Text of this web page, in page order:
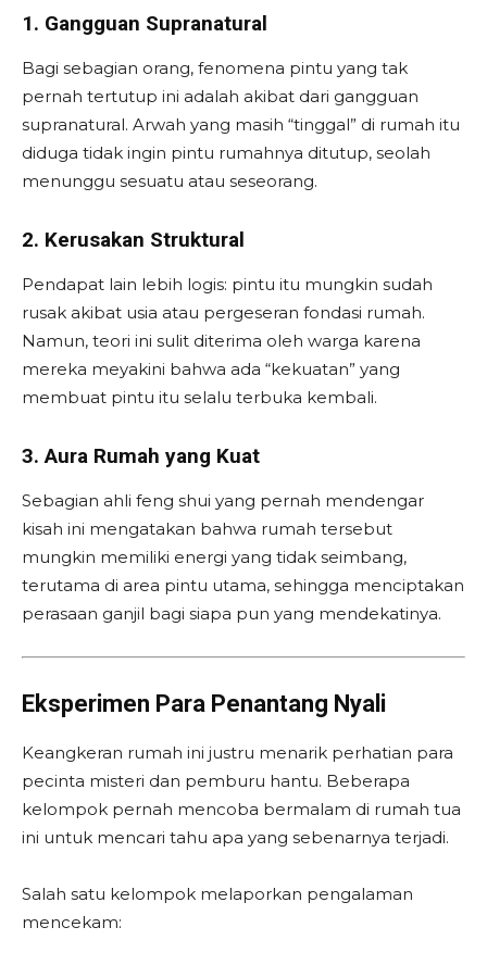
1. Gangguan Supranatural
Bagi sebagian orang, fenomena pintu yang tak
pernah tertutup ini adalah akibat dari gangguan
supranatural. Arwah yang masih “tinggal” di rumah itu
diduga tidak ingin pintu rumahnya ditutup, seolah
menunggu sesuatu atau seseorang.
2. Kerusakan Struktural
Pendapat lain lebih logis: pintu itu mungkin sudah
rusak akibat usia atau pergeseran fondasi rumah.
Namun, teori ini sulit diterima oleh warga karena
mereka meyakini bahwa ada “kekuatan” yang
membuat pintu itu selalu terbuka kembali.
3. Aura Rumah yang Kuat
Sebagian ahli feng shui yang pernah mendengar
kisah ini mengatakan bahwa rumah tersebut
mungkin memiliki energi yang tidak seimbang,
terutama di area pintu utama, sehingga menciptakan
perasaan ganjil bagi siapa pun yang mendekatinya.
Eksperimen Para Penantang Nyali
Keangkeran rumah ini justru menarik perhatian para
pecinta misteri dan pemburu hantu. Beberapa
kelompok pernah mencoba bermalam di rumah tua
ini untuk mencari tahu apa yang sebenarnya terjadi.
Salah satu kelompok melaporkan pengalaman
mencekam: